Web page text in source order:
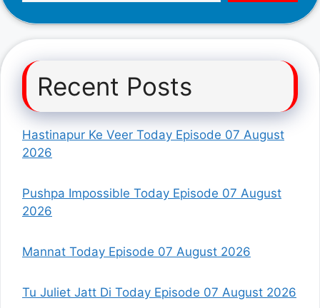
Recent Posts
Hastinapur Ke Veer Today Episode 07 August
2026
Pushpa Impossible Today Episode 07 August
2026
Mannat Today Episode 07 August 2026
Tu Juliet Jatt Di Today Episode 07 August 2026